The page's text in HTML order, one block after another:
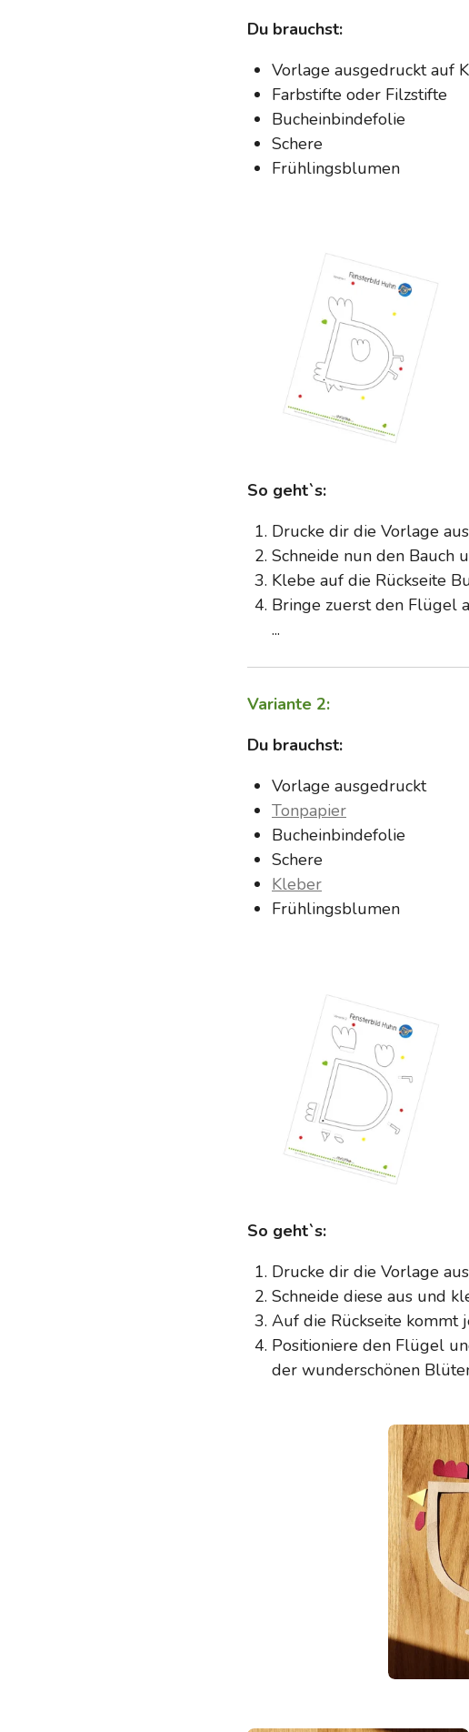
Du brauchst:
Vorlage ausgedruckt auf
Farbstifte oder Filzstifte
Bucheinbindefolie
Schere
Frühlingsblumen
So geht`s:
Drucke dir die Vorlage
Schneide nun den Bauch
Klebe auf die Rückseite
Bringe zuerst den Flügel
...
Variante 2:
Du brauchst:
Vorlage ausgedruckt
Tonpapier
Bucheinbindefolie
Schere
Kleber
Frühlingsblumen
So geht`s:
Drucke dir die Vorlage
Schneide diese aus und
Auf die Rückseite kommt
Positioniere den Flügel
der wunderschönen